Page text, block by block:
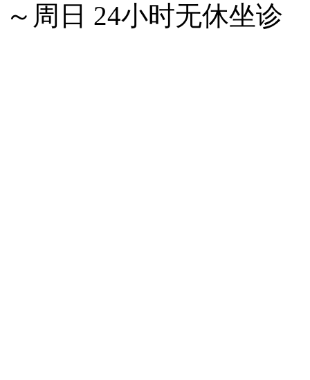
～周日 24小时无休坐诊